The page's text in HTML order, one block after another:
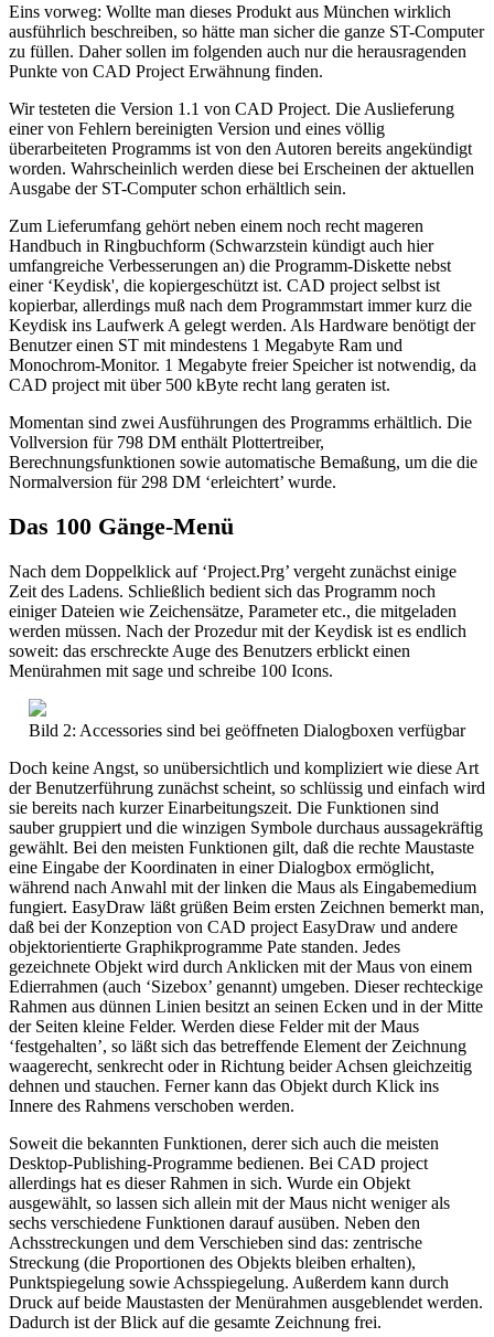
Eins vorweg: Wollte man dieses Produkt aus München wirklich
ausführlich beschreiben, so hätte man sicher die ganze ST-Computer
zu füllen. Daher sollen im folgenden auch nur die herausragenden
Punkte von CAD Project Erwähnung finden.
Wir testeten die Version 1.1 von CAD Project. Die Auslieferung
einer von Fehlern bereinigten Version und eines völlig
überarbeiteten Programms ist von den Autoren bereits angekündigt
worden. Wahrscheinlich werden diese bei Erscheinen der aktuellen
Ausgabe der ST-Computer schon erhältlich sein.
Zum Lieferumfang gehört neben einem noch recht mageren
Handbuch in Ringbuchform (Schwarzstein kündigt auch hier
umfangreiche Verbesserungen an) die Programm-Diskette nebst
einer ‘Keydisk', die kopiergeschützt ist. CAD project selbst ist
kopierbar, allerdings muß nach dem Programmstart immer kurz die
Keydisk ins Laufwerk A gelegt werden. Als Hardware benötigt der
Benutzer einen ST mit mindestens 1 Megabyte Ram und
Monochrom-Monitor. 1 Megabyte freier Speicher ist notwendig, da
CAD project mit über 500 kByte recht lang geraten ist.
Momentan sind zwei Ausführungen des Programms erhältlich. Die
Vollversion für 798 DM enthält Plottertreiber,
Berechnungsfunktionen sowie automatische Bemaßung, um die die
Normalversion für 298 DM ‘erleichtert’ wurde.
Das 100 Gänge-Menü
Nach dem Doppelklick auf ‘Project.Prg’ vergeht zunächst einige
Zeit des Ladens. Schließlich bedient sich das Programm noch
einiger Dateien wie Zeichensätze, Parameter etc., die mitgeladen
werden müssen. Nach der Prozedur mit der Keydisk ist es endlich
soweit: das erschreckte Auge des Benutzers erblickt einen
Menürahmen mit sage und schreibe 100 Icons.
Bild 2: Accessories sind bei geöffneten Dialogboxen verfügbar
Doch keine Angst, so unübersichtlich und kompliziert wie diese Art
der Benutzerführung zunächst scheint, so schlüssig und einfach wird
sie bereits nach kurzer Einarbeitungszeit. Die Funktionen sind
sauber gruppiert und die winzigen Symbole durchaus aussagekräftig
gewählt. Bei den meisten Funktionen gilt, daß die rechte Maustaste
eine Eingabe der Koordinaten in einer Dialogbox ermöglicht,
während nach Anwahl mit der linken die Maus als Eingabemedium
fungiert. EasyDraw läßt grüßen Beim ersten Zeichnen bemerkt man,
daß bei der Konzeption von CAD project EasyDraw und andere
objektorientierte Graphikprogramme Pate standen. Jedes
gezeichnete Objekt wird durch Anklicken mit der Maus von einem
Edierrahmen (auch ‘Sizebox’ genannt) umgeben. Dieser rechteckige
Rahmen aus dünnen Linien besitzt an seinen Ecken und in der Mitte
der Seiten kleine Felder. Werden diese Felder mit der Maus
‘festgehalten’, so läßt sich das betreffende Element der Zeichnung
waagerecht, senkrecht oder in Richtung beider Achsen gleichzeitig
dehnen und stauchen. Ferner kann das Objekt durch Klick ins
Innere des Rahmens verschoben werden.
Soweit die bekannten Funktionen, derer sich auch die meisten
Desktop-Publishing-Programme bedienen. Bei CAD project
allerdings hat es dieser Rahmen in sich. Wurde ein Objekt
ausgewählt, so lassen sich allein mit der Maus nicht weniger als
sechs verschiedene Funktionen darauf ausüben. Neben den
Achsstreckungen und dem Verschieben sind das: zentrische
Streckung (die Proportionen des Objekts bleiben erhalten),
Punktspiegelung sowie Achsspiegelung. Außerdem kann durch
Druck auf beide Maustasten der Menürahmen ausgeblendet werden.
Dadurch ist der Blick auf die gesamte Zeichnung frei.